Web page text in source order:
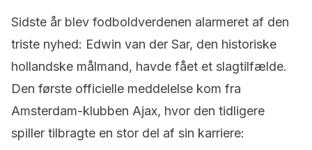
Sidste år blev fodboldverdenen alarmeret af den
triste nyhed: Edwin van der Sar, den historiske
hollandske målmand, havde fået et slagtilfælde.
Den første officielle meddelelse kom fra
Amsterdam-klubben Ajax, hvor den tidligere
spiller tilbragte en stor del af sin karriere: